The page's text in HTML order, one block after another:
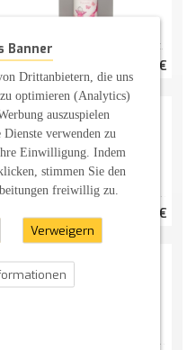
Taufkerze Engel Mit Schmetterlingen
36,86 €
Taufkerze Frühlingswiese Mit Löwe
42,00 €
Banner
Drittanbietern, die uns
optimieren (Analytics)
auszuspielen
verwenden zu
Einwilligung. Indem
stimmen Sie den
freiwillig zu.
Verweigern